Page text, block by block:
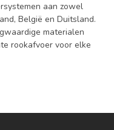
aan zowel
België en Duitsland.
materialen
rookafvoer voor elke